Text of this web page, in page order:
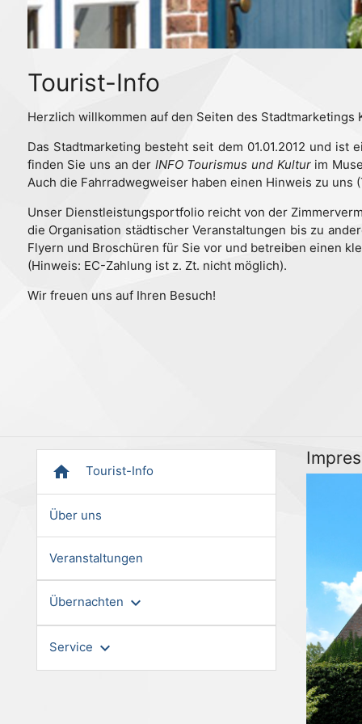
Tourist-Info
Herzlich willkommen auf den Seiten des Stadtmarketings
Das Stadtmarketing besteht seit dem 01.01.2012 und
finden Sie uns an der INFO Tourismus und Kulturim
Auch die Fahrradwegweiser haben einen Hinweis zu uns
Unser Dienstleistungsportfolio reicht von der
die Organisation städtischer Veranstaltungen bis zu
Flyern und Broschüren für Sie vor und betreiben einen
(Hinweis: EC-Zahlung ist z. Zt. nicht möglich).
Wir freuen uns auf Ihren Besuch!
home Tourist-Info
Über uns
Veranstaltungen
Übernachten expand_more
Service expand_more